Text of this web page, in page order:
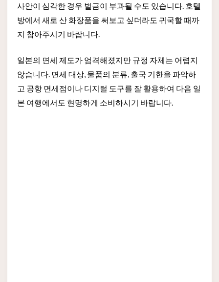
사안이 심각한 경우 벌금이 부과될 수도 있습니다. 호텔
방에서 새로 산 화장품을 써보고 싶더라도 귀국할 때까
지 참아주시기 바랍니다.
일본의 면세 제도가 엄격해졌지만 규정 자체는 어렵지
않습니다. 면세 대상, 물품의 분류, 출국 기한을 파악하
고 공항 면세점이나 디지털 도구를 잘 활용하여 다음 일
본 여행에서도 현명하게 소비하시기 바랍니다.